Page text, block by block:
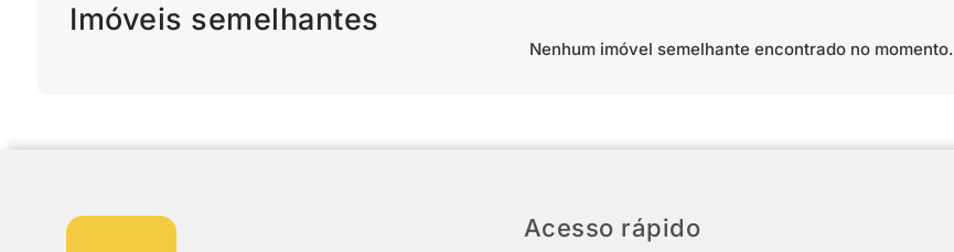
Imóveis semelhantes
Nenhum imóvel semelhante encontrado no momento.
Acesso rápido